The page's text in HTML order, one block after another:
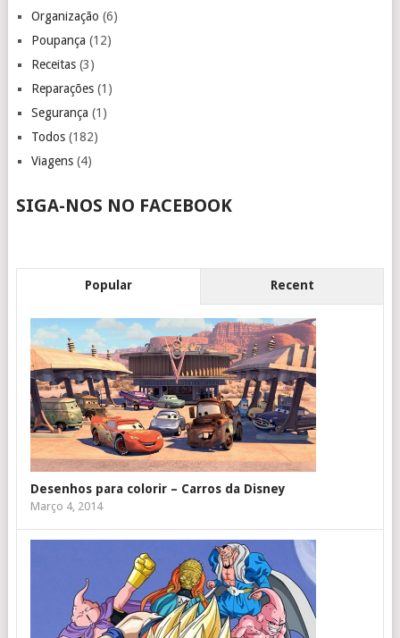
Organização (6)
Poupança (12)
Receitas(3)
Reparações(1)
Segurança (1)
Todos(182)
Viagens(4)
SIGA-NOS NO FACEBOOK
Popular Recent
Desenhos para colorir – Carros da Disney
Março 4, 2014